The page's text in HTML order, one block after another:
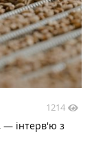
1214
— інтерв'ю з